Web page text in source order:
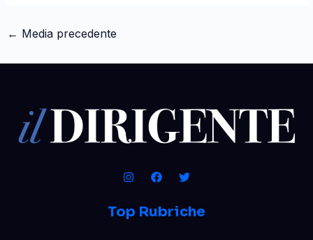
← Media precedente
Top Rubriche